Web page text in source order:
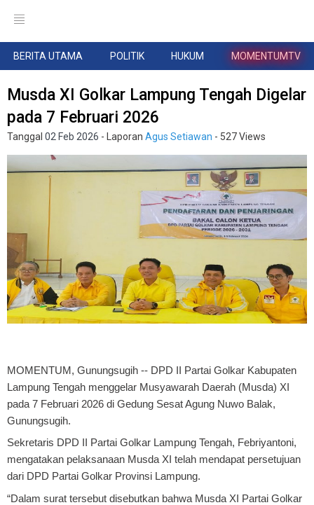
BERITA UTAMA POLITIK HUKUM MOMENTUMTV
Musda XI Golkar Lampung Tengah Digelar
pada 7 Februari 2026
Tanggal 02 Feb 2026 - Laporan Agus Setiawan - 527 Views
MOMENTUM, Gunungsugih -- DPD II Partai Golkar Kabupaten
Lampung Tengah menggelar Musyawarah Daerah (Musda) XI
pada 7 Februari 2026 di Gedung Sesat Agung Nuwo Balak,
Gunungsugih.
Sekretaris DPD II Partai Golkar Lampung Tengah, Febriyantoni,
mengatakan pelaksanaan Musda XI telah mendapat persetujuan
dari DPD Partai Golkar Provinsi Lampung.
“Dalam surat tersebut disebutkan bahwa Musda XI Partai Golkar